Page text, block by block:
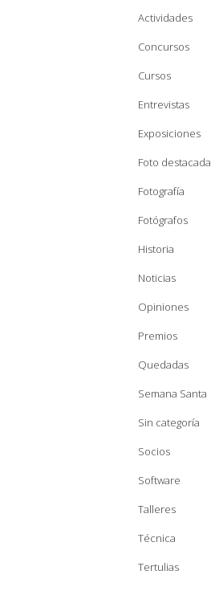
Actividades
Concursos
Cursos
Entrevistas
Exposiciones
Foto destacada
Fotografía
Fotógrafos
Historia
Noticias
Opiniones
Premios
Quedadas
Semana Santa
Sin categoría
Socios
Software
Talleres
Técnica
Tertulias